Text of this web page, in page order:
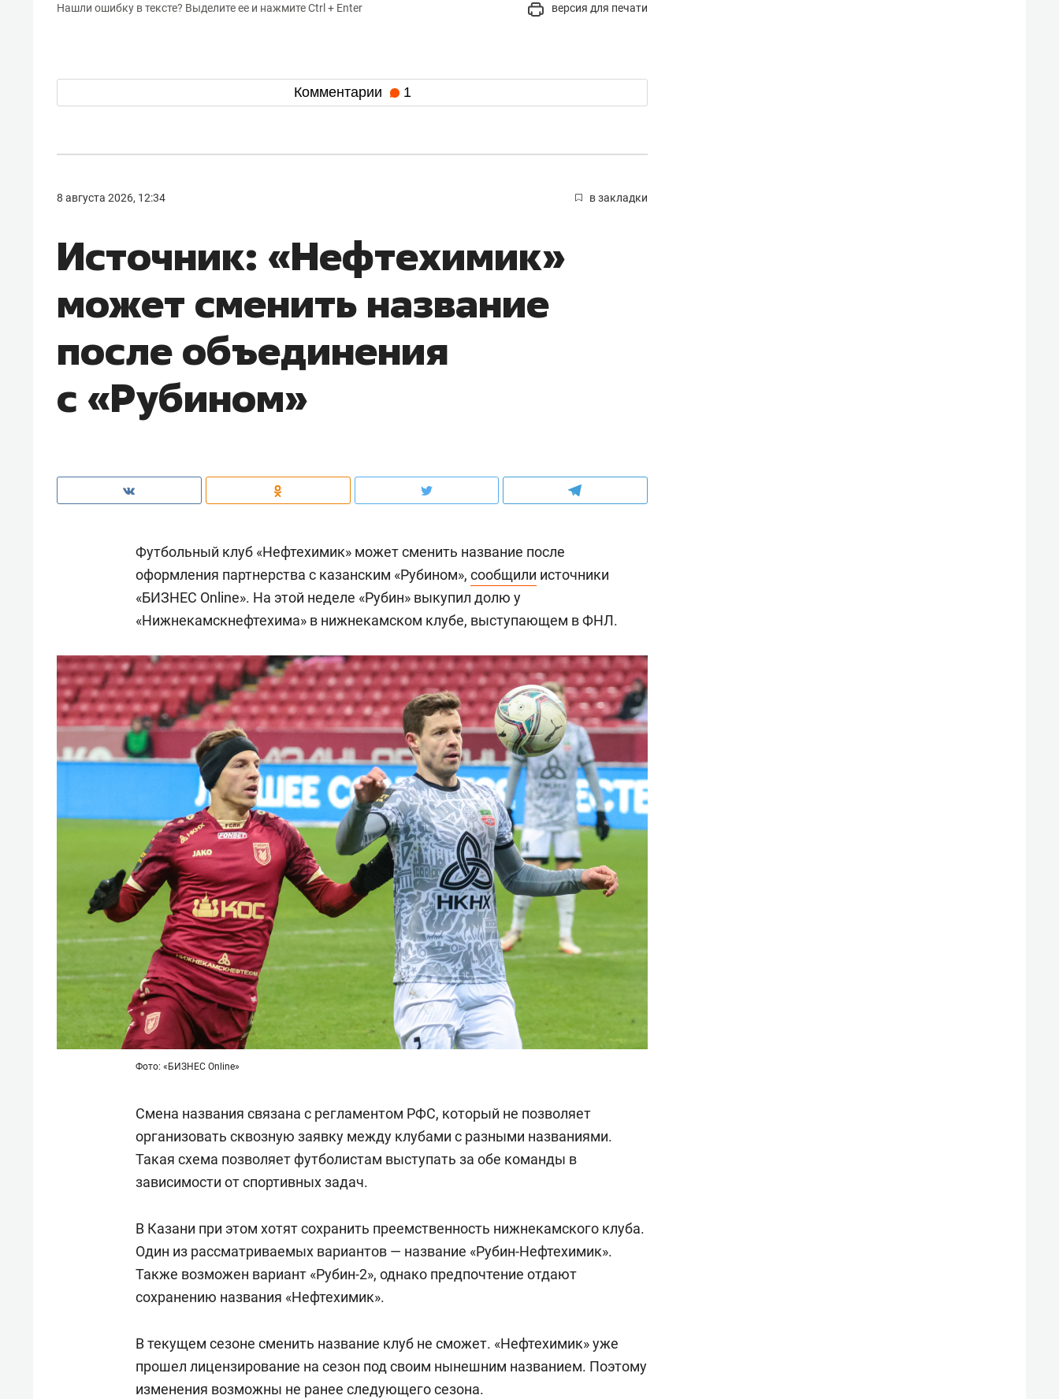
Нашли ошибку в тексте? Выделите ее и нажмите Ctrl + Enter версия для печати
Комментарии 1
8 августа 2026, 12:34 в закладки
Источник: «Нефтехимик»
может сменить название
после объединения
с «Рубином»
Футбольный клуб «Нефтехимик» может сменить название после
оформления партнерства с казанским «Рубином», сообщили источники
«БИЗНЕС Online». На этой неделе «Рубин» выкупил долю у
«Нижнекамскнефтехима» в нижнекамском клубе, выступающем в ФНЛ.
Фото: «БИЗНЕС Online»
Смена названия связана с регламентом РФС, который не позволяет
организовать сквозную заявку между клубами с разными названиями.
Такая схема позволяет футболистам выступать за обе команды в
зависимости от спортивных задач.
В Казани при этом хотят сохранить преемственность нижнекамского клуба.
Один из рассматриваемых вариантов — название «Рубин-Нефтехимик».
Также возможен вариант «Рубин-2», однако предпочтение отдают
сохранению названия «Нефтехимик».
В текущем сезоне сменить название клуб не сможет. «Нефтехимик» уже
прошел лицензирование на сезон под своим нынешним названием. Поэтому
изменения возможны не ранее следующего сезона.